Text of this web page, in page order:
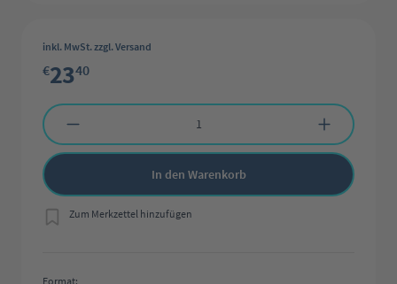
inkl. MwSt. zzgl. Versand
€2340
Produkt Anzahl: Gib den gewünschten Wert ein oder benutze die
In den Warenkorb
Zum Merkzettel hinzufügen
Format: